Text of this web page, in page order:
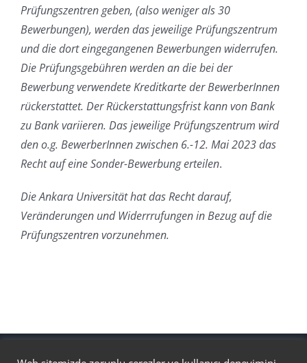
Prüfungszentren geben, (also weniger als 30
Bewerbungen), werden das jeweilige Prüfungszentrum
und die dort eingegangenen Bewerbungen widerrufen.
Die Prüfungsgebühren werden an die bei der
Bewerbung verwendete Kreditkarte der BewerberInnen
rückerstattet. Der Rückerstattungsfrist kann von Bank
zu Bank variieren. Das jeweilige Prüfungszentrum wird
den o.g. BewerberInnen zwischen 6.-12. Mai 2023 das
Recht auf eine Sonder-Bewerbung erteilen.
Die Ankara Universität hat das Recht darauf,
Veränderungen und Widerrrufungen in Bezug auf die
Prüfungszentren vorzunehmen.